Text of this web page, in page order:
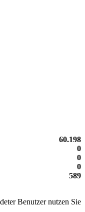
60.198
0
0
0
589
Benutzer nutzen Sie